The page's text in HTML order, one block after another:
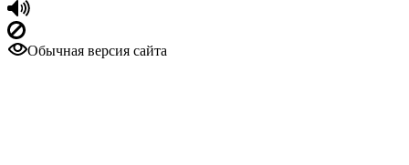
Обычная версия сайта